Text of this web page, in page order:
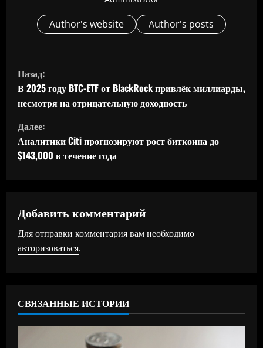
Author's website Author's posts
П
р
о
д
о
ж
и
ч
Назад:
В 2025 году BTC-ETF от BlackRock привлёк миллиарды,
несмотря на отрицательную доходность
Далее:
Аналитики Citi прогнозируют рост биткоина до
$143,000 в течение года
Добавить комментарий
Для отправки комментария вам необходимо
авторизоваться.
СВЯЗАННЫЕ ИСТОРИИ